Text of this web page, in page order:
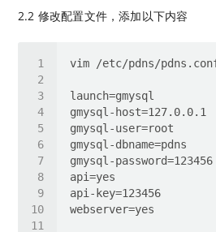
2.2 修改配置文件，添加以下内容